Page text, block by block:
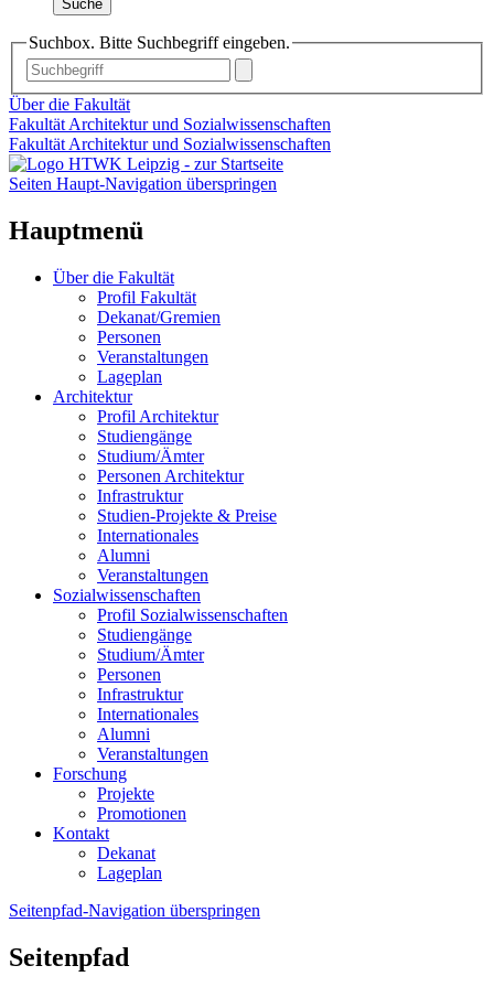
Suche
Suchbox. Bitte Suchbegriff eingeben.
Über die Fakultät
Fakultät Architektur und Sozialwissenschaften
Fakultät Architektur und Sozialwissenschaften
Seiten Haupt-Navigation überspringen
Hauptmenü
Über die Fakultät
Profil Fakultät
Dekanat/Gremien
Personen
Veranstaltungen
Lageplan
Architektur
Profil Architektur
Studiengänge
Studium/Ämter
Personen Architektur
Infrastruktur
Studien-Projekte & Preise
Internationales
Alumni
Veranstaltungen
Sozialwissenschaften
Profil Sozialwissenschaften
Studiengänge
Studium/Ämter
Personen
Infrastruktur
Internationales
Alumni
Veranstaltungen
Forschung
Projekte
Promotionen
Kontakt
Dekanat
Lageplan
Seitenpfad-Navigation überspringen
Seitenpfad